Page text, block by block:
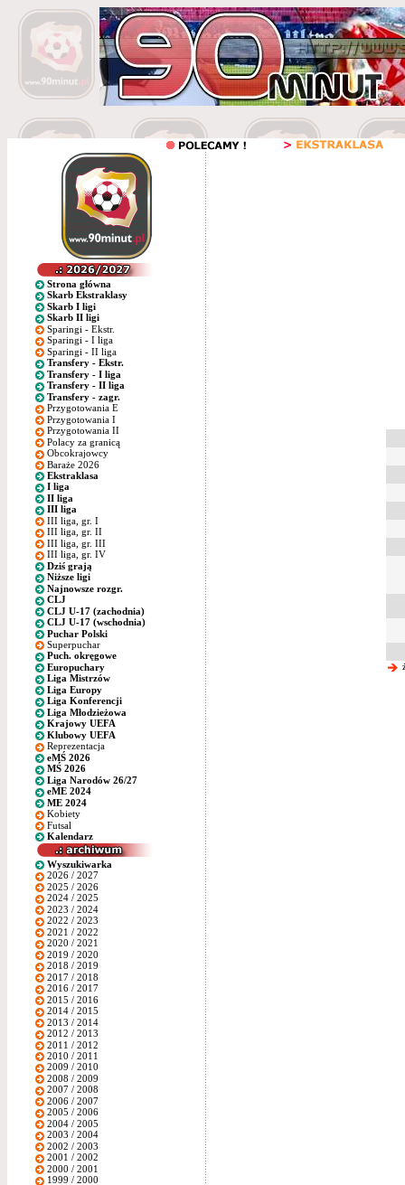
Strona główna
Skarb Ekstraklasy
Skarb I ligi
Skarb II ligi
Sparingi - Ekstr.
Sparingi - I liga
Sparingi - II liga
Transfery - Ekstr.
Transfery - I liga
Transfery - II liga
Transfery - zagr.
Przygotowania E
Przygotowania I
Przygotowania II
Polacy za granicą
Obcokrajowcy
Baraże 2026
Ekstraklasa
I liga
II liga
III liga
III liga, gr. I
III liga, gr. II
III liga, gr. III
III liga, gr. IV
Dziś grają
Niższe ligi
Najnowsze rozgr.
CLJ
CLJ U-17 (zachodnia)
CLJ U-17 (wschodnia)
Puchar Polski
Superpuchar
Puch. okręgowe
Europuchary
Liga Mistrzów
Liga Europy
Liga Konferencji
Liga Młodzieżowa
Krajowy UEFA
Klubowy UEFA
Reprezentacja
eMŚ 2026
MŚ 2026
Liga Narodów 26/27
eME 2024
ME 2024
Kobiety
Futsal
Kalendarz
Wyszukiwarka
2026 / 2027
2025 / 2026
2024 / 2025
2023 / 2024
2022 / 2023
2021 / 2022
2020 / 2021
2019 / 2020
2018 / 2019
2017 / 2018
2016 / 2017
2015 / 2016
2014 / 2015
2013 / 2014
2012 / 2013
2011 / 2012
2010 / 2011
2009 / 2010
2008 / 2009
2007 / 2008
2006 / 2007
2005 / 2006
2004 / 2005
2003 / 2004
2002 / 2003
2001 / 2002
2000 / 2001
1999 / 2000